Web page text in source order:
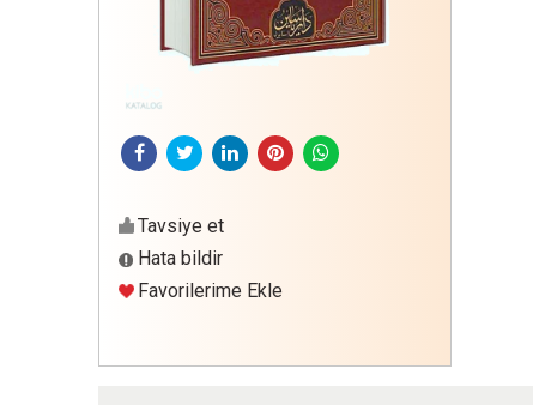
Tavsiye et
Hata bildir
Favorilerime Ekle